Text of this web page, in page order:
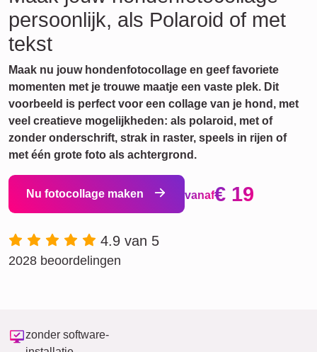
persoonlijk, als Polaroid of met
tekst
Maak nu jouw hondenfotocollage en geef favoriete
momenten met je trouwe maatje een vaste plek. Dit
voorbeeld is perfect voor een collage van je hond, met
veel creatieve mogelijkheden: als polaroid, met of
zonder onderschrift, strak in raster, speels in rijen of
met één grote foto als achtergrond.
Nu fotocollage maken vanaf€ 19
4.9 van 5
2028 beoordelingen
zonder software-